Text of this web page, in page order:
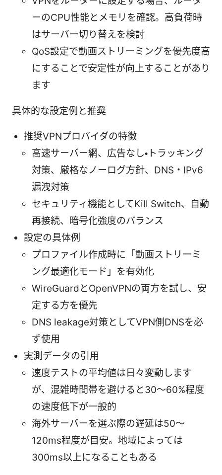
ーのCPU性能とメモリを確認。高負荷時
はサーバー切り替えを検討
QoS設定で動画ストリーミングを優先度高
にすることで安定性が向上することがあり
ます
具体的な設定例と推奨
推奨VPNプロバイダの特徴
高速サーバー網、広告なし・トラッキング
対策、厳格なノーログ方針、DNS・IPv6
漏洩対策
セキュリティ機能としてKill Switch、自動
再接続、暗号化強度のバランス
設定の具体例
プロファイル作成時に「動画ストリーミ
ング最適化モード」を有効化
WireGuardとOpenVPNの両方を試し、安
定する方を優先
DNS leakage対策としてVPN側DNSを必
ず使用
実測データの引用
速度テストの平均値は日々変動します
が、混雑時間帯を避けると30〜60%程度
の速度低下が一般的
海外サーバーを選ぶ際の遅延は50〜
120ms程度が目安。地域によっては
300ms以上になることもある